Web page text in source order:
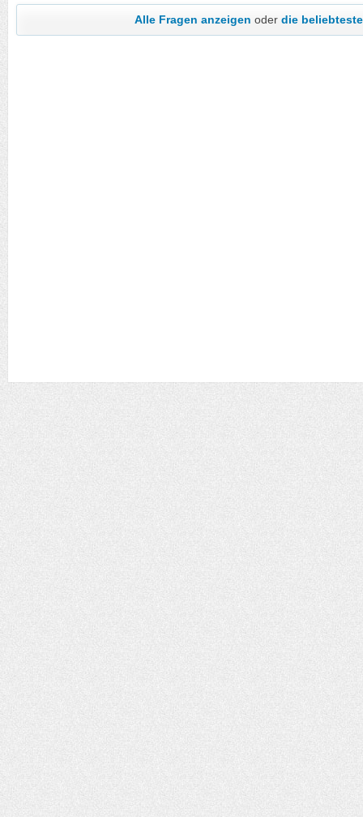
Alle Fragen anzeigen oderdie